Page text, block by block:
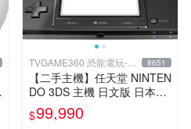
TVGAME360 恐龍電玩-台
中店
8651
【二手主機】任天堂 NINTEN
DO 3DS 主機 日文版 日本機
日規機 附原廠充電器 宇宙黑
裸裝【台中恐龍電玩】
$99,990